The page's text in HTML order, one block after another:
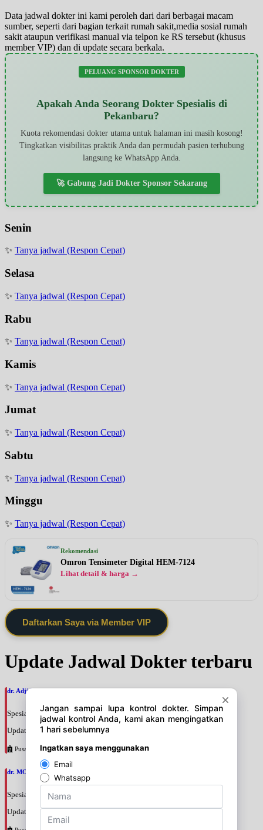
Data jadwal dokter ini kami peroleh dari dari berbagai macam
sumber, seperti dari bagian terkait rumah sakit,media sosial rumah
sakit ataupun verifikasi manual via telpon ke RS tersebut (khusus
member VIP) dan di update secara berkala.
PELUANG SPONSOR DOKTER
Apakah Anda Seorang Dokter Spesialis di
Pekanbaru?
Kuota rekomendasi dokter utama untuk halaman ini masih kosong!
Tingkatkan visibilitas praktik Anda dan permudah pasien terhubung
langsung ke WhatsApp Anda.
🚀 Gabung Jadi Dokter Sponsor Sekarang
Senin
✨ Tanya jadwal (Respon Cepat)
Selasa
✨ Tanya jadwal (Respon Cepat)
Rabu
✨ Tanya jadwal (Respon Cepat)
Kamis
✨ Tanya jadwal (Respon Cepat)
Jumat
✨ Tanya jadwal (Respon Cepat)
Sabtu
✨ Tanya jadwal (Respon Cepat)
Minggu
✨ Tanya jadwal (Respon Cepat)
Rekomendasi
Omron Tensimeter Digital HEM-7124
Lihat detail & harga →
Daftarkan Saya via Member VIP
Update Jadwal Dokter terbaru
dr. Adji Suprajitno, SpPD
Spesialis: Penyakit Dalam
Update terakhir: 2026-08-07 20:37:59
Pusat Pertamina
dr. MOCHAMAD PASHA, SpPD
Spesialis: Penyakit Dalam
Update terakhir: 2026-08-07 20:35:45